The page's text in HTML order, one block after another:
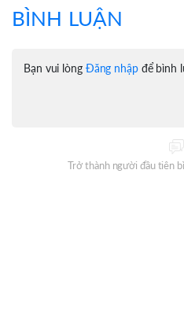
BÌNH LUẬN
Bạn vui lòng Đăng nhậpđể bình
Trở thành người đầu tiên